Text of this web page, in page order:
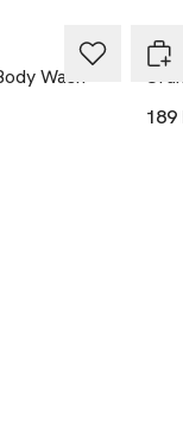
Wash